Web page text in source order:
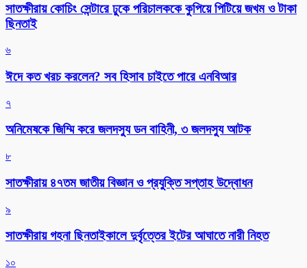
সাতক্ষীরায় কোচিং সেন্টারে ঢুকে পরিচালককে কুপিয়ে পিটিয়ে জখম ও টাকা
ছিনতাই
৬
ঈদে কত খরচ করলেন? সব হিসাব চাইতে পারে এনবিআর
৭
অনিমেষকে জিম্মি করে জলদস্যু ডন বাহিনী, ৩ জলদস্যু আটক
৮
সাতক্ষীরায় ৪৭তম জাতীয় বিজ্ঞান ও প্রযুক্তি সপ্তাহ উদ্বোধন
৯
সাতক্ষীরায় গহনা ছিনতাইকালে দুর্বৃত্তের ইটের আঘাতে নারী নিহত
১০